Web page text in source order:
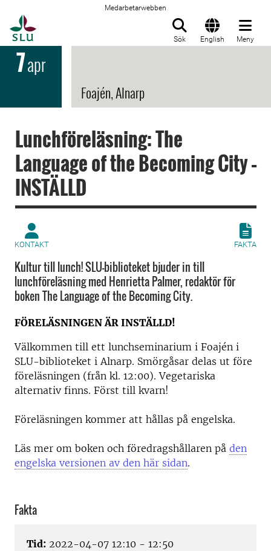
Medarbetarwebben
Sök English Meny
7apr
Foajén, Alnarp
Lunchföreläsning: The
Language of the Becoming City –
INSTÄLLD
KONTAKT FAKTA
Kultur till lunch! SLU-biblioteket bjuder in till
lunchföreläsning med Henrietta Palmer, redaktör för
boken The Language of the Becoming City.
FÖRELÄSNINGEN ÄR INSTÄLLD!
Välkommen till ett lunchseminarium i Foajén i
SLU-biblioteket i Alnarp. Smörgåsar delas ut före
föreläsningen (från kl. 12:00). Vegetariska
alternativ finns. Först till kvarn!
Föreläsningen kommer att hållas på engelska.
Läs mer om boken och föredragshållaren på den
engelska versionen av den här sidan.
Fakta
Tid: 2022-04-07 12:10 - 12:50